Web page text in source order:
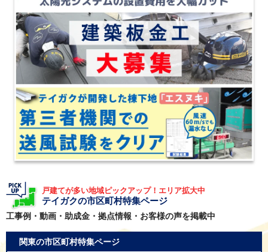
戸建てが多い地域ピックアップ！エリア拡大中
テイガクの市区町村特集ページ
工事例・動画・助成金・拠点情報・お客様の声を掲載中
関東の市区町村特集ページ